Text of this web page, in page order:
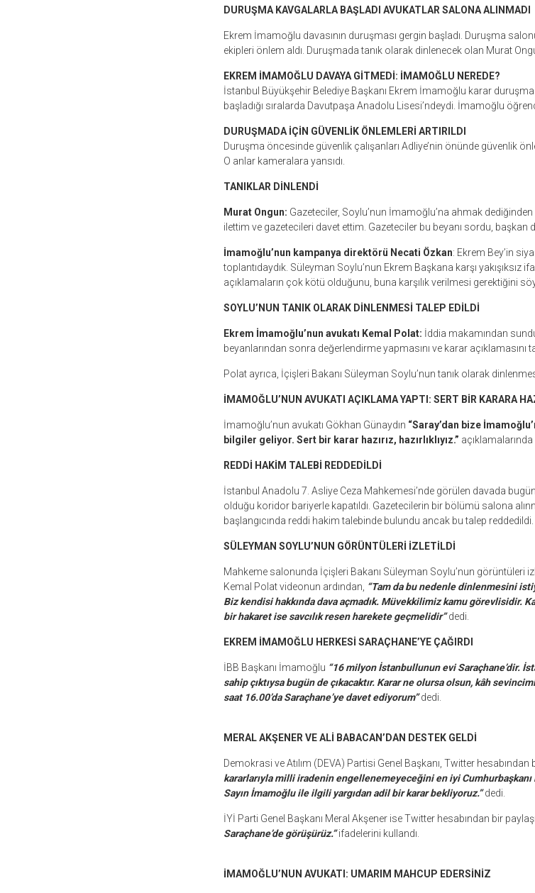
DURUŞMA KAVGALARLA BAŞLADI AVUKATLAR SALONA ALINMADI
Ekrem İmamoğlu davasının duruşması gergin başladı. Duruşma
ekipleri önlem aldı. Duruşmada tanık olarak dinlenecek olan Murat
EKREM İMAMOĞLU DAVAYA GİTMEDİ: İMAMOĞLU NEREDE?
İstanbul Büyükşehir Belediye Başkanı Ekrem İmamoğlu karar
başladığı sıralarda Davutpaşa Anadolu Lisesi’ndeydi. İmamoğlu
DURUŞMADA İÇİN GÜVENLİK ÖNLEMLERİ ARTIRILDI
Duruşma öncesinde güvenlik çalışanları Adliye’nin önünde güvenlik
O anlar kameralara yansıdı.
TANIKLAR DİNLENDİ
Murat Ongun: Gazeteciler, Soylu’nun İmamoğlu’na ahmak
ilettim ve gazetecileri davet ettim. Gazeteciler bu beyanı sordu, başkan
İmamoğlu’nun kampanya direktörü Necati Özkan: Ekrem Bey’in
toplantıdaydık. Süleyman Soylu’nun Ekrem Başkana karşı yakışıksız
açıklamaların çok kötü olduğunu, buna karşılık verilmesi gerektiğini
SOYLU’NUN TANIK OLARAK DİNLENMESİ TALEP EDİLDİ
Ekrem İmamoğlu’nun avukatı Kemal Polat: İddia makamından
beyanlarından sonra değerlendirme yapmasını ve karar açıklamasını
Polat ayrıca, İçişleri Bakanı Süleyman Soylu’nun tanık olarak
İMAMOĞLU’NUN AVUKATI AÇIKLAMA YAPTI: SERT BİR KARARA
İmamoğlu’nun avukatı Gökhan Günaydın “Saray’dan bize
bilgiler geliyor. Sert bir karar hazırız, hazırlıklıyız.” açıklamalarında
REDDİ HAKİM TALEBİ REDDEDİLDİ
İstanbul Anadolu 7. Asliye Ceza Mahkemesi’nde görülen davada
olduğu koridor bariyerle kapatıldı. Gazetecilerin bir bölümü salona
başlangıcında reddi hakim talebinde bulundu ancak bu talep reddedildi.
SÜLEYMAN SOYLU’NUN GÖRÜNTÜLERİ İZLETİLDİ
Mahkeme salonunda İçişleri Bakanı Süleyman Soylu’nun görüntüleri
Kemal Polat videonun ardından, “Tam da bu nedenle dinlenmesini
Biz kendisi hakkında dava açmadık. Müvekkilimiz kamu görevlisidir.
bir hakaret ise savcılık resen harekete geçmelidir”dedi.
EKREM İMAMOĞLU HERKESİ SARAÇHANE’YE ÇAĞIRDI
İBB Başkanı İmamoğlu “16 milyon İstanbullunun evi Saraçhane’dir.
sahip çıktıysa bugün de çıkacaktır. Karar ne olursa olsun, kâh
saat 16.00’da Saraçhane’ye davet ediyorum”dedi.
MERAL AKŞENER VE ALİ BABACAN’DAN DESTEK GELDİ
Demokrasi ve Atılım (DEVA) Partisi Genel Başkanı, Twitter hesabından
kararlarıyla milli iradenin engellenemeyeceğini en iyi Cumhurbaşkanı
Sayın İmamoğlu ile ilgili yargıdan adil bir karar bekliyoruz.”dedi.
İYİ Parti Genel Başkanı Meral Akşener ise Twitter hesabından bir
Saraçhane’de görüşürüz.”ifadelerini kullandı.
İMAMOĞLU’NUN AVUKATI: UMARIM MAHCUP EDERSİNİZ